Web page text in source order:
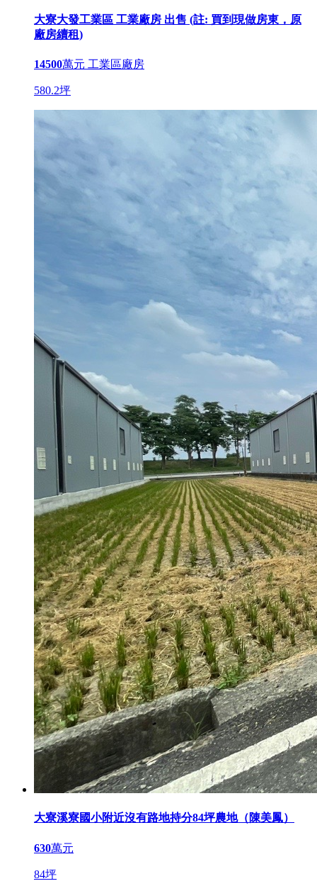
大寮大發工業區 工業廠房 出售 (註: 買到現做房東，原
廠房續租)
14500萬元 工業區廠房
580.2坪
大寮溪寮國小附近沒有路地持分84坪農地（陳美鳳）
630萬元
84坪